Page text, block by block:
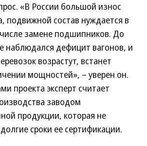
«В России большой износ
подвижной состав нуждается в
замене подшипников. До
наблюдался дефицит вагонов, и
возрастут, встанет
мощностей», – уверен он.
проекта эксперт считает
заводом
продукции, которая не
сроки ее сертификации.